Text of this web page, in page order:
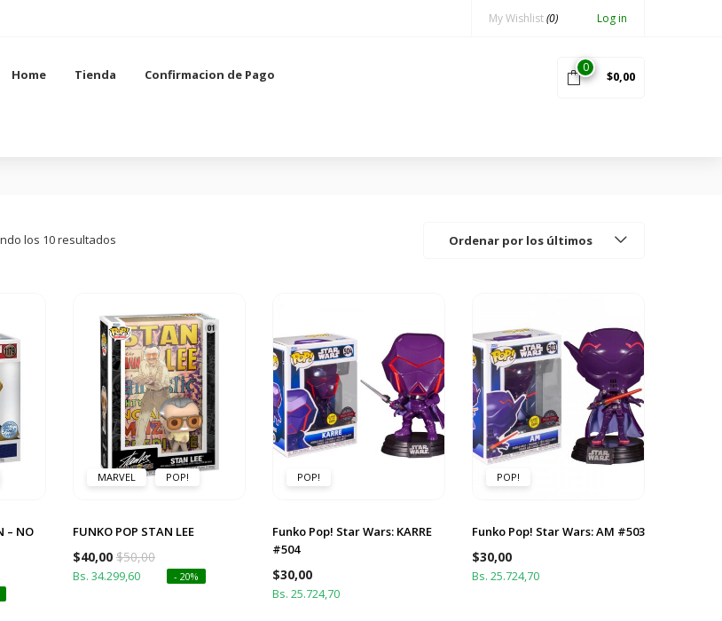
My Wishlist(0) Log in
0
$0,00
Home Tienda Confirmacion de Pago
los 10 resultados Ordenar por los últimos
– NO
MARVEL POP!
FUNKO POP STAN LEE
$40,00 $50,00
Bs. 34.299,60 - 20%
POP!
Funko Pop! Star Wars: KARRE
#504
$30,00
Bs. 25.724,70
POP!
Funko Pop! Star Wars: AM #503
$30,00
Bs. 25.724,70